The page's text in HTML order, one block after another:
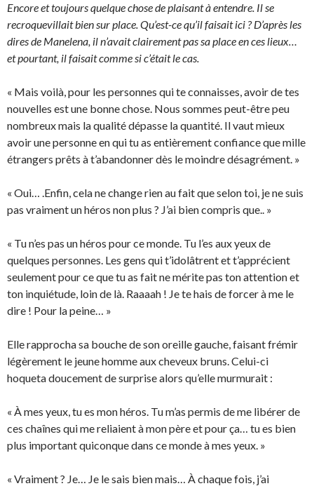
Encore et toujours quelque chose de plaisant à entendre. Il se
recroquevillait bien sur place. Qu’est-ce qu’il faisait ici ? D’après les
dires de Manelena, il n’avait clairement pas sa place en ces lieux…
et pourtant, il faisait comme si c’était le cas.
« Mais voilà, pour les personnes qui te connaisses, avoir de tes
nouvelles est une bonne chose. Nous sommes peut-être peu
nombreux mais la qualité dépasse la quantité. Il vaut mieux
avoir une personne en qui tu as entièrement confiance que mille
étrangers prêts à t’abandonner dès le moindre désagrément. »
« Oui… .Enfin, cela ne change rien au fait que selon toi, je ne suis
pas vraiment un héros non plus ? J’ai bien compris que.. »
« Tu n’es pas un héros pour ce monde. Tu l’es aux yeux de
quelques personnes. Les gens qui t’idolâtrent et t’apprécient
seulement pour ce que tu as fait ne mérite pas ton attention et
ton inquiétude, loin de là. Raaaah ! Je te hais de forcer à me le
dire ! Pour la peine… »
Elle rapprocha sa bouche de son oreille gauche, faisant frémir
légèrement le jeune homme aux cheveux bruns. Celui-ci
hoqueta doucement de surprise alors qu’elle murmurait :
« À mes yeux, tu es mon héros. Tu m’as permis de me libérer de
ces chaînes qui me reliaient à mon père et pour ça… tu es bien
plus important quiconque dans ce monde à mes yeux. »
« Vraiment ? Je… Je le sais bien mais… À chaque fois, j’ai